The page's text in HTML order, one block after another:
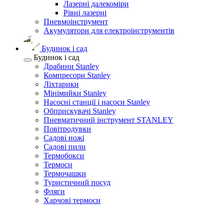
Лазерні далекоміри
Рівні лазерні
Пневмоінструмент
Акумулятори для електроінструментів
Будинок і сад
Будинок і сад
Драбини Stanley
Компресори Stanley
Ліхтарики
Мінімийки Stanley
Насосні станції і насоси Stanley
Обприскувачі Stanley
Пневматичний інструмент STANLEY
Повітродувки
Садові ножі
Садові пили
Термобокси
Термоси
Термочашки
Туристичний посуд
Фляги
Харчові термоси